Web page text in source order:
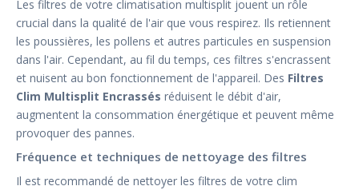
Les filtres de votre climatisation multisplit jouent un rôle
crucial dans la qualité de l'air que vous respirez. Ils retiennent
les poussières, les pollens et autres particules en suspension
dans l'air. Cependant, au fil du temps, ces filtres s'encrassent
et nuisent au bon fonctionnement de l'appareil. Des Filtres
Clim Multisplit Encrassés réduisent le débit d'air,
augmentent la consommation énergétique et peuvent même
provoquer des pannes.
Fréquence et techniques de nettoyage des filtres
Il est recommandé de nettoyer les filtres de votre clim